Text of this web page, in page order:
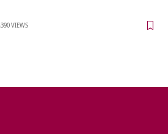
390 VIEWS